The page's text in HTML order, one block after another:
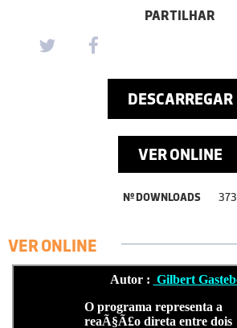
PARTILHAR
DESCARREGAR
VER ONLINE
Nº DOWNLOADS 373
VER ONLINE